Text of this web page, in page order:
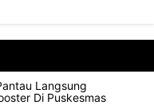
Langsung
Di Puskesmas